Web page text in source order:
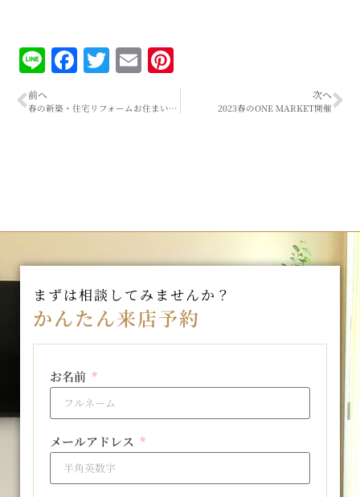
LineFacebook
Twitter
Email
前へ
春の新築・住宅リフォームお住まいフェスタ
次へ
2023春のONE MARKET開催
まずは相談してみませんか？
かんたん来店予約
お名前
メールアドレス